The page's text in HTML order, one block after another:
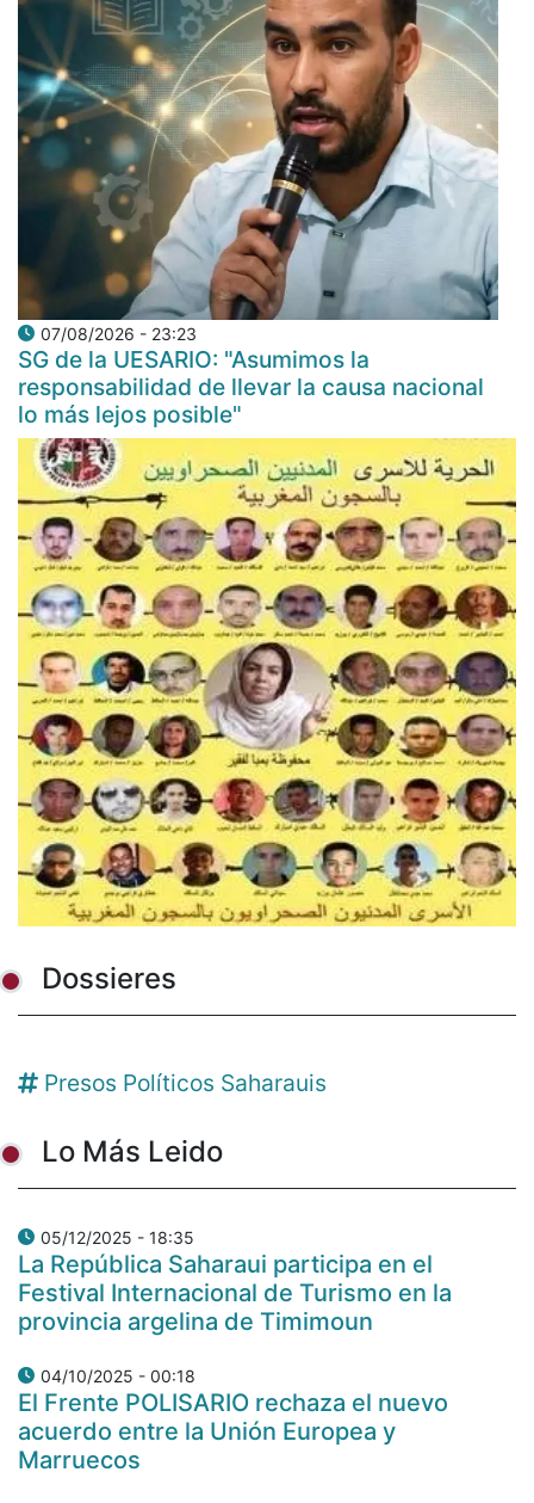
07/08/2026 - 23:23
SG de la UESARIO: "Asumimos la
responsabilidad de llevar la causa nacional
lo más lejos posible"
Dossieres
Presos Políticos Saharauis
Lo Más Leido
05/12/2025 - 18:35
La República Saharaui participa en el
Festival Internacional de Turismo en la
provincia argelina de Timimoun
04/10/2025 - 00:18
El Frente POLISARIO rechaza el nuevo
acuerdo entre la Unión Europea y
Marruecos